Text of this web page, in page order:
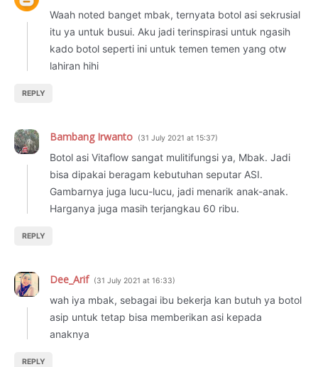
Waah noted banget mbak, ternyata botol asi sekrusial
itu ya untuk busui. Aku jadi terinspirasi untuk ngasih
kado botol seperti ini untuk temen temen yang otw
lahiran hihi
REPLY
Bambang Irwanto 31 July 2021 at 15:37
Botol asi Vitaflow sangat mulitifungsi ya, Mbak. Jadi
bisa dipakai beragam kebutuhan seputar ASI.
Gambarnya juga lucu-lucu, jadi menarik anak-anak.
Harganya juga masih terjangkau 60 ribu.
REPLY
Dee_Arif 31 July 2021 at 16:33
wah iya mbak, sebagai ibu bekerja kan butuh ya botol
asip untuk tetap bisa memberikan asi kepada
anaknya
REPLY